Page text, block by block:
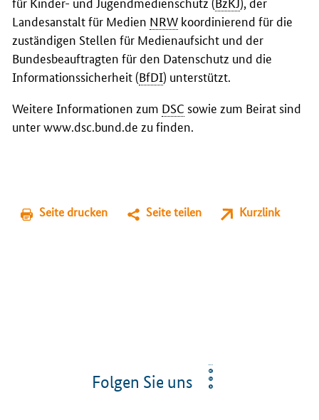
Landesanstalt für Medien NRW koordinierend für die
zuständigen Stellen für Medienaufsicht und der
Bundesbeauftragten für den Datenschutz und die
Informationssicherheit (BfDI) unterstützt.
Weitere Informationen zum DSC sowie zum Beirat sind
unter www.dsc.bund.de zu finden.
Seite drucken Seite teilen Kurzlink
Folgen Sie uns